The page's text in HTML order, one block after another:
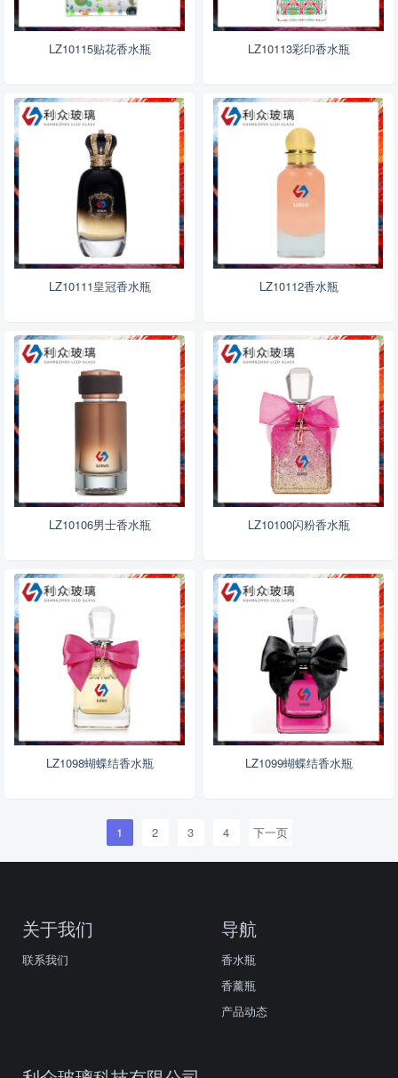
LZ10115贴花香水瓶 LZ10113彩印香水瓶
LZ10111皇冠香水瓶 LZ10112香水瓶
LZ10106男士香水瓶 LZ10100闪粉香水瓶
LZ1098蝴蝶结香水瓶 LZ1099蝴蝶结香水瓶
1 2 3 4 下一页
关于我们
联系我们
导航
香水瓶
香薰瓶
产品动态